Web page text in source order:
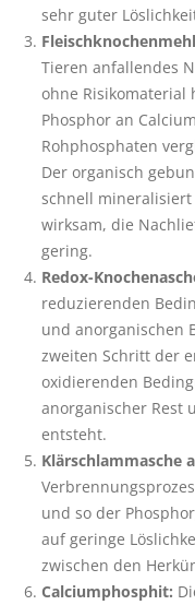
sehr guter
Tieren anfallendes
ohne
Phosphor an
Rohphosphaten
Der organisch
schnell
wirksam, die
gering.
Redox-
reduzierenden
und anorganischen
zweiten Schritt der
oxidierenden
anorganischer Rest
entsteht.
Klärschlammasche
und so der
auf geringe
zwischen den
Calciumphosphit: